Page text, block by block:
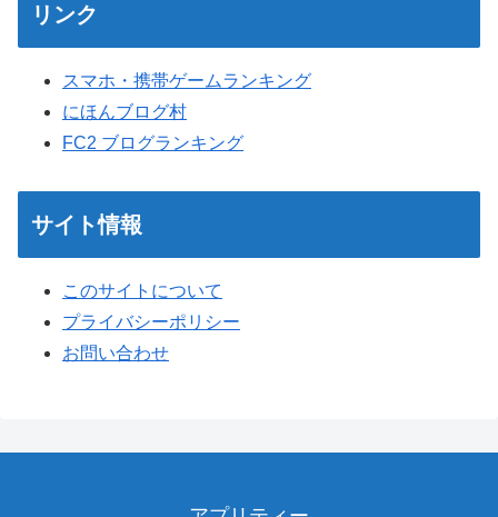
リンク
スマホ・携帯ゲームランキング
にほんブログ村
FC2 ブログランキング
サイト情報
このサイトについて
プライバシーポリシー
お問い合わせ